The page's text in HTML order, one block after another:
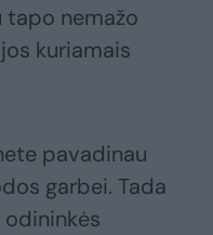
tapo nemažo
kuriamais
pavadinau
garbei. Tada